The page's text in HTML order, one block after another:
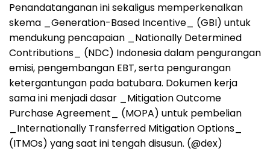
Penandatanganan ini sekaligus memperkenalkan
skema _Generation-Based Incentive_ (GBI) untuk
mendukung pencapaian _Nationally Determined
Contributions_ (NDC) Indonesia dalam pengurangan
emisi, pengembangan EBT, serta pengurangan
ketergantungan pada batubara. Dokumen kerja
sama ini menjadi dasar _Mitigation Outcome
Purchase Agreement_ (MOPA) untuk pembelian
_Internationally Transferred Mitigation Options_
(ITMOs) yang saat ini tengah disusun. (@dex)